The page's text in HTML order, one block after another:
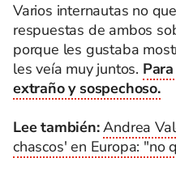
Varios internautas no
respuestas de ambos
porque les gustaba
les veía muy juntos.
extraño y sospechoso.
Lee también:Andrea
chascos' en Europa: "no